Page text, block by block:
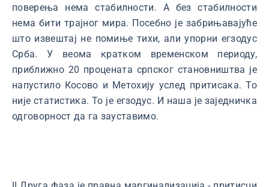
поверења нема стабилности. А без стабилности
нема бити трајног мира. Посебно је забрињавајуће
што извештај не помиње тихи, али упорни егзодус
Срба. У веома кратком временском периоду,
приближно 20 процената српског становништва је
напустило Косово и Метохију услед притисака. То
није статистика. То је егзодус. И наша је заједничка
одговорност да га зауставимо.